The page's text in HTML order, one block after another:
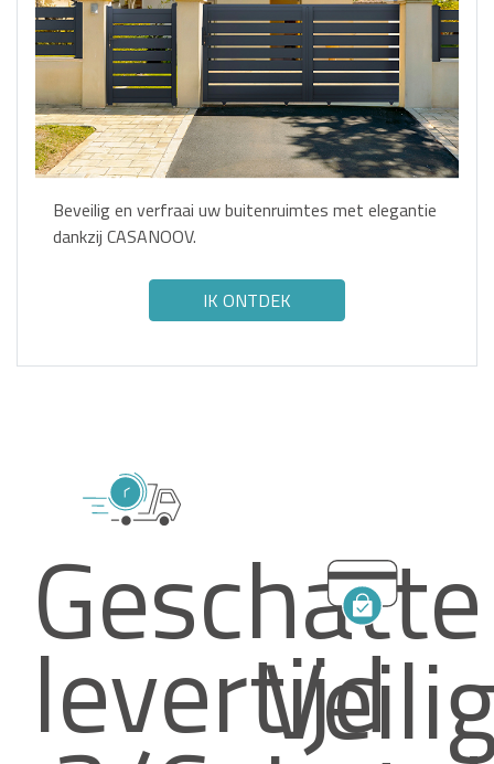
Beveilig en verfraai uw buitenruimtes met elegantie
dankzij CASANOOV.
IK ONTDEK
Geschatte
levertijd